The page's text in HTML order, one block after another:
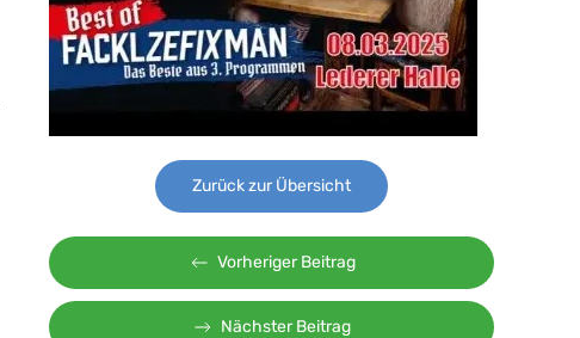
Zurück zur Übersicht
Vorheriger Beitrag
Nächster Beitrag